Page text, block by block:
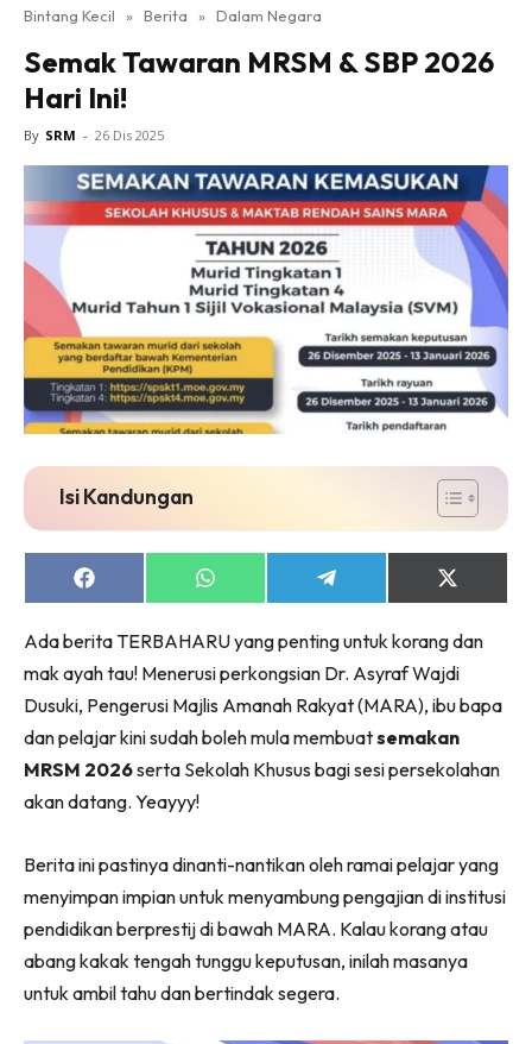
Bintang Kecil » Berita » Dalam Negara
Semak Tawaran MRSM & SBP 2026
Hari Ini!
By SRM - 26 Dis 2025
Isi Kandungan
Share
on
Share
on
Share
on
Share
on
(Twitter)
Ada berita TERBAHARU yang penting untuk korang dan
mak ayah tau! Menerusi perkongsian Dr. Asyraf Wajdi
Dusuki, Pengerusi Majlis Amanah Rakyat (MARA), ibu bapa
dan pelajar kini sudah boleh mula membuatsemakan
MRSM 2026serta Sekolah Khusus bagi sesi persekolahan
akan datang. Yeayyy!
Berita ini pastinya dinanti-nantikan oleh ramai pelajar yang
menyimpan impian untuk menyambung pengajian di institusi
pendidikan berprestij di bawah MARA. Kalau korang atau
abang kakak tengah tunggu keputusan, inilah masanya
untuk ambil tahu dan bertindak segera.